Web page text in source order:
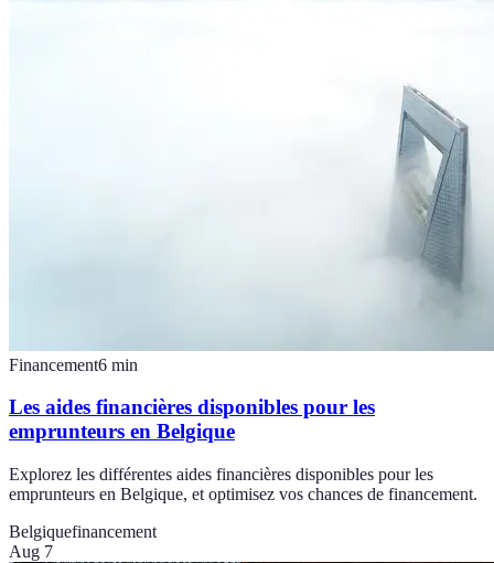
Financement6 min
Les aides financières disponibles pour les
emprunteurs en Belgique
Explorez les différentes aides financières disponibles pour les
emprunteurs en Belgique, et optimisez vos chances de financement.
Belgiquefinancement
Aug 7